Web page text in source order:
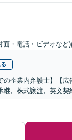
面・電話・ビデオなど
企業内弁護士】【
、株式譲渡、英文